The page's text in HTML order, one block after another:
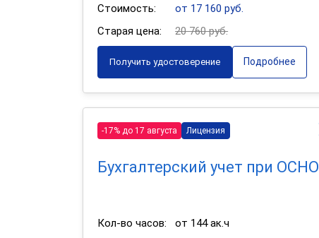
Стоимость:
от 17 160 руб.
Старая цена:
20 760 руб.
Получить удостоверение Подробнее
-17% до 17 августа Лицензия
Бухгалтерский учет при ОСНО
Кол-во часов:
от 144 ак.ч